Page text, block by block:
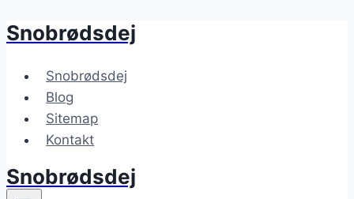
Fortsæt
indhold
Snobrødsdej
Snobrødsdej
Blog
Sitemap
Kontakt
Snobrødsdej